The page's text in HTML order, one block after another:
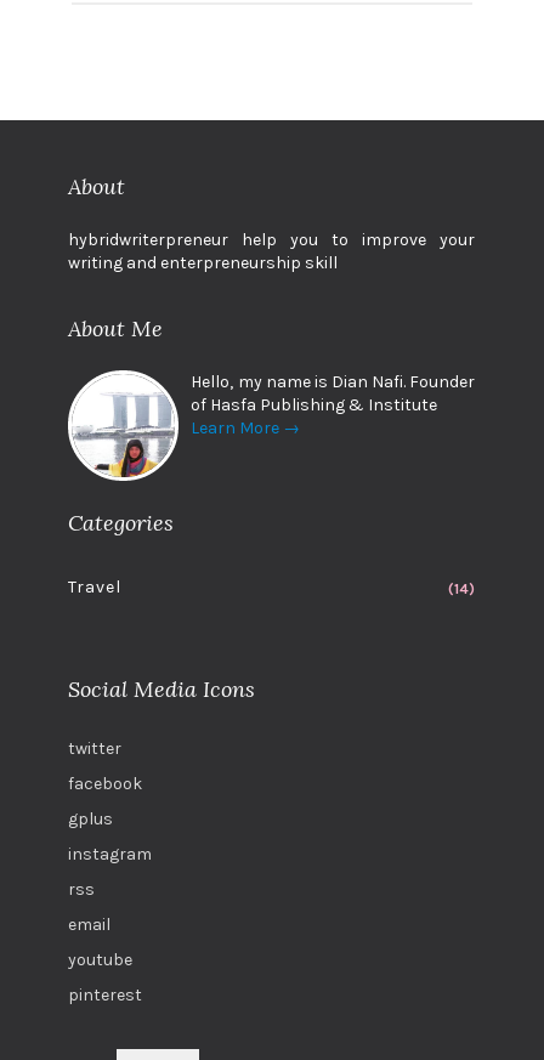
About
hybridwriterpreneur help you to improve your
writing and enterpreneurship skill
About Me
Hello, my name is Dian Nafi. Founder
of Hasfa Publishing & Institute
Learn More →
Categories
Travel (14)
Social Media Icons
twitter
facebook
gplus
instagram
rss
email
youtube
pinterest